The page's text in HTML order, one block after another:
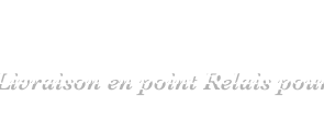
Livraison en point Relais